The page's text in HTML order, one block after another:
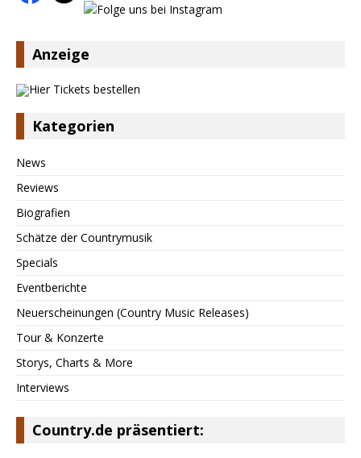
Anzeige
Kategorien
News
Reviews
Biografien
Schätze der Countrymusik
Specials
Eventberichte
Neuerscheinungen (Country Music Releases)
Tour & Konzerte
Storys, Charts & More
Interviews
Country.de präsentiert: